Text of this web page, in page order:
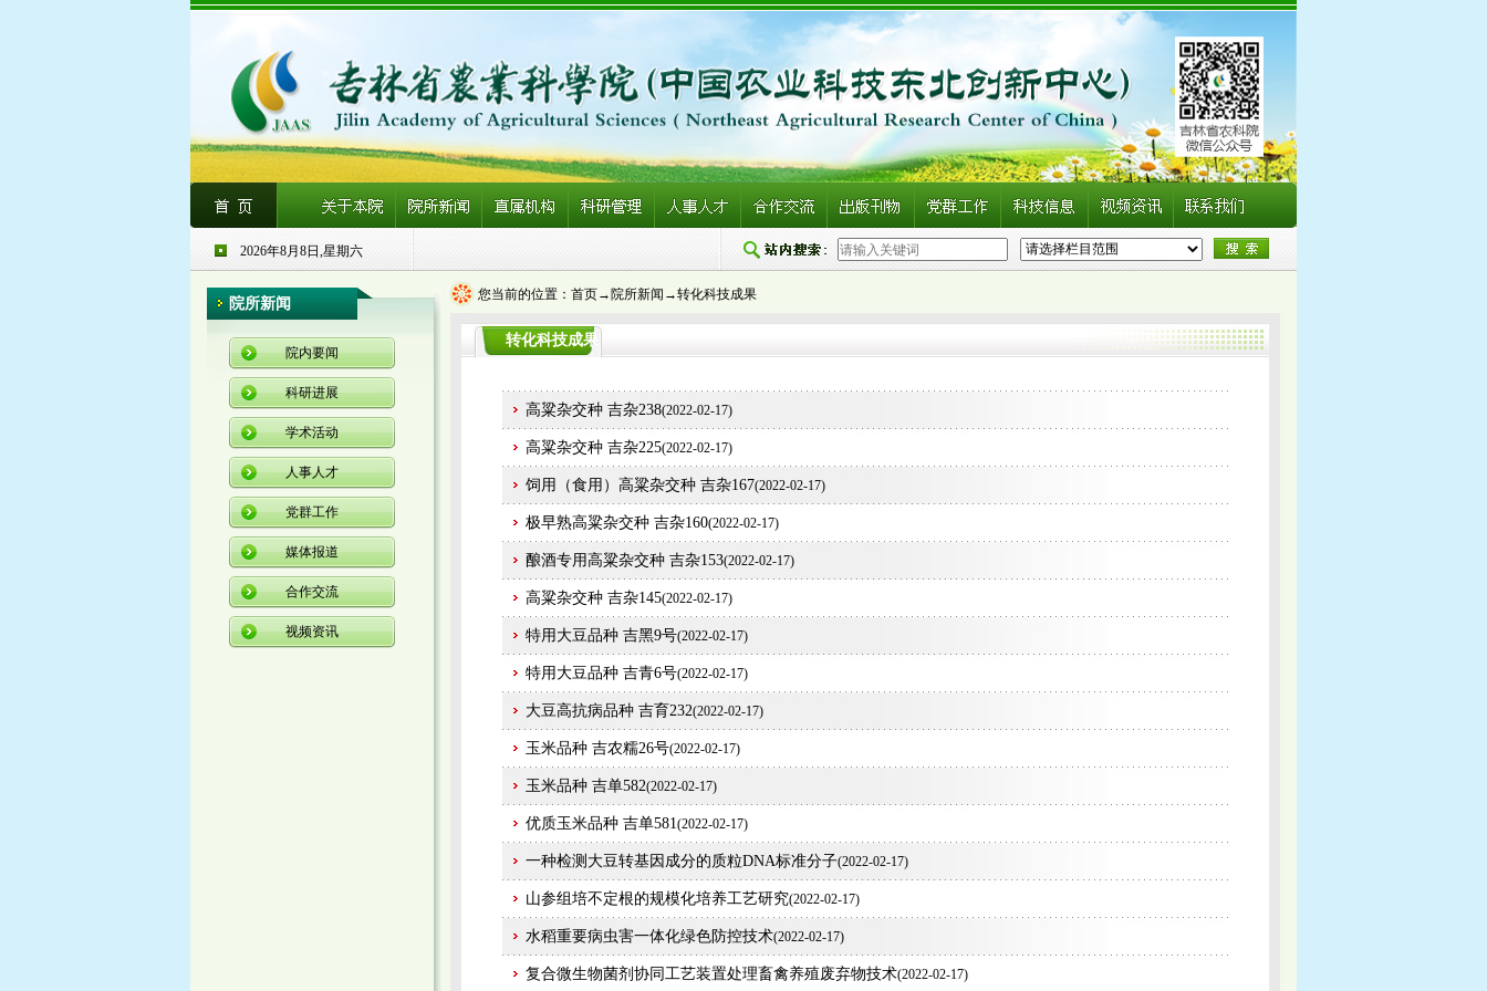
2026年8月8日,星期六
院所新闻
院内要闻
科研进展
学术活动
人事人才
党群工作
媒体报道
合作交流
视频资讯
您当前的位置： 首页→ 院所新闻 →转化科技成果
转化科技成果
高粱杂交种 吉杂238(2022-02-17)
高粱杂交种 吉杂225(2022-02-17)
饲用（食用）高粱杂交种 吉杂167(2022-02-17)
极早熟高粱杂交种 吉杂160(2022-02-17)
酿酒专用高粱杂交种 吉杂153(2022-02-17)
高粱杂交种 吉杂145(2022-02-17)
特用大豆品种 吉黑9号(2022-02-17)
特用大豆品种 吉青6号(2022-02-17)
大豆高抗病品种 吉育232(2022-02-17)
玉米品种 吉农糯26号(2022-02-17)
玉米品种 吉单582(2022-02-17)
优质玉米品种 吉单581(2022-02-17)
一种检测大豆转基因成分的质粒DNA标准分子(2022-02-17)
山参组培不定根的规模化培养工艺研究(2022-02-17)
水稻重要病虫害一体化绿色防控技术(2022-02-17)
复合微生物菌剂协同工艺装置处理畜禽养殖废弃物技术(2022-02-17)